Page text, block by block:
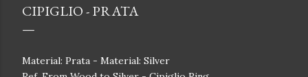
CIPIGLIO - PRATA
Material: Prata - Material: Silver